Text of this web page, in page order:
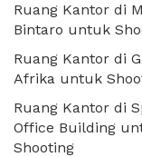
Ruang Kantor di
Bintaro untuk
Ruang Kantor di
Afrika untuk
Ruang Kantor di
Office Building
Shooting